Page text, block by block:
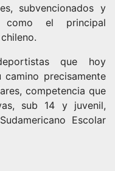
subvencionados y
como el principal
que hoy
precisamente
competencia que
sub 14 y juvenil,
Escolar